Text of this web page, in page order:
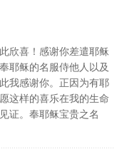
欣喜！感谢你差遣耶稣
耶稣的名服侍他人以及
我感谢你。正因为有耶
这样的喜乐在我的生命
证。奉耶稣宝贵之名